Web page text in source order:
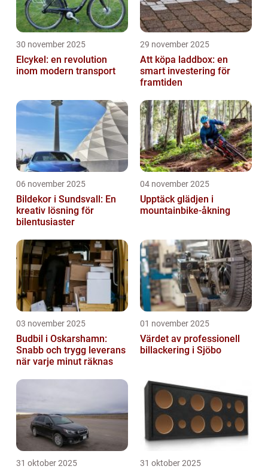
30 november 2025
Elcykel: en revolution
inom modern transport
29 november 2025
Att köpa laddbox: en
smart investering för
framtiden
06 november 2025
Bildekor i Sundsvall: En
kreativ lösning för
bilentusiaster
04 november 2025
Upptäck glädjen i
mountainbike-åkning
03 november 2025
Budbil i Oskarshamn:
Snabb och trygg leverans
när varje minut räknas
01 november 2025
Värdet av professionell
billackering i Sjöbo
31 oktober 2025 31 oktober 2025